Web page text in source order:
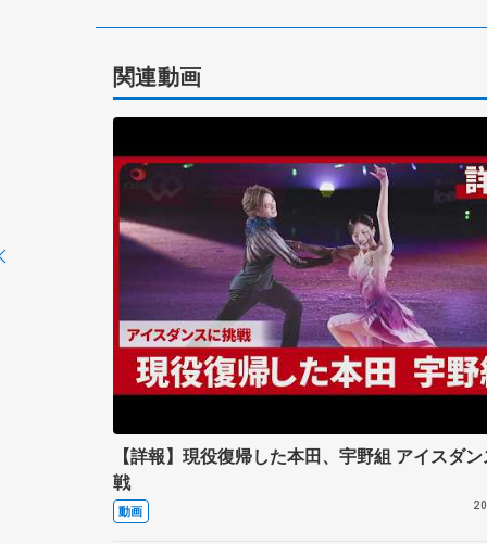
関連動画
【詳報】現役復帰した本田、宇野組 アイスダ
戦
動画